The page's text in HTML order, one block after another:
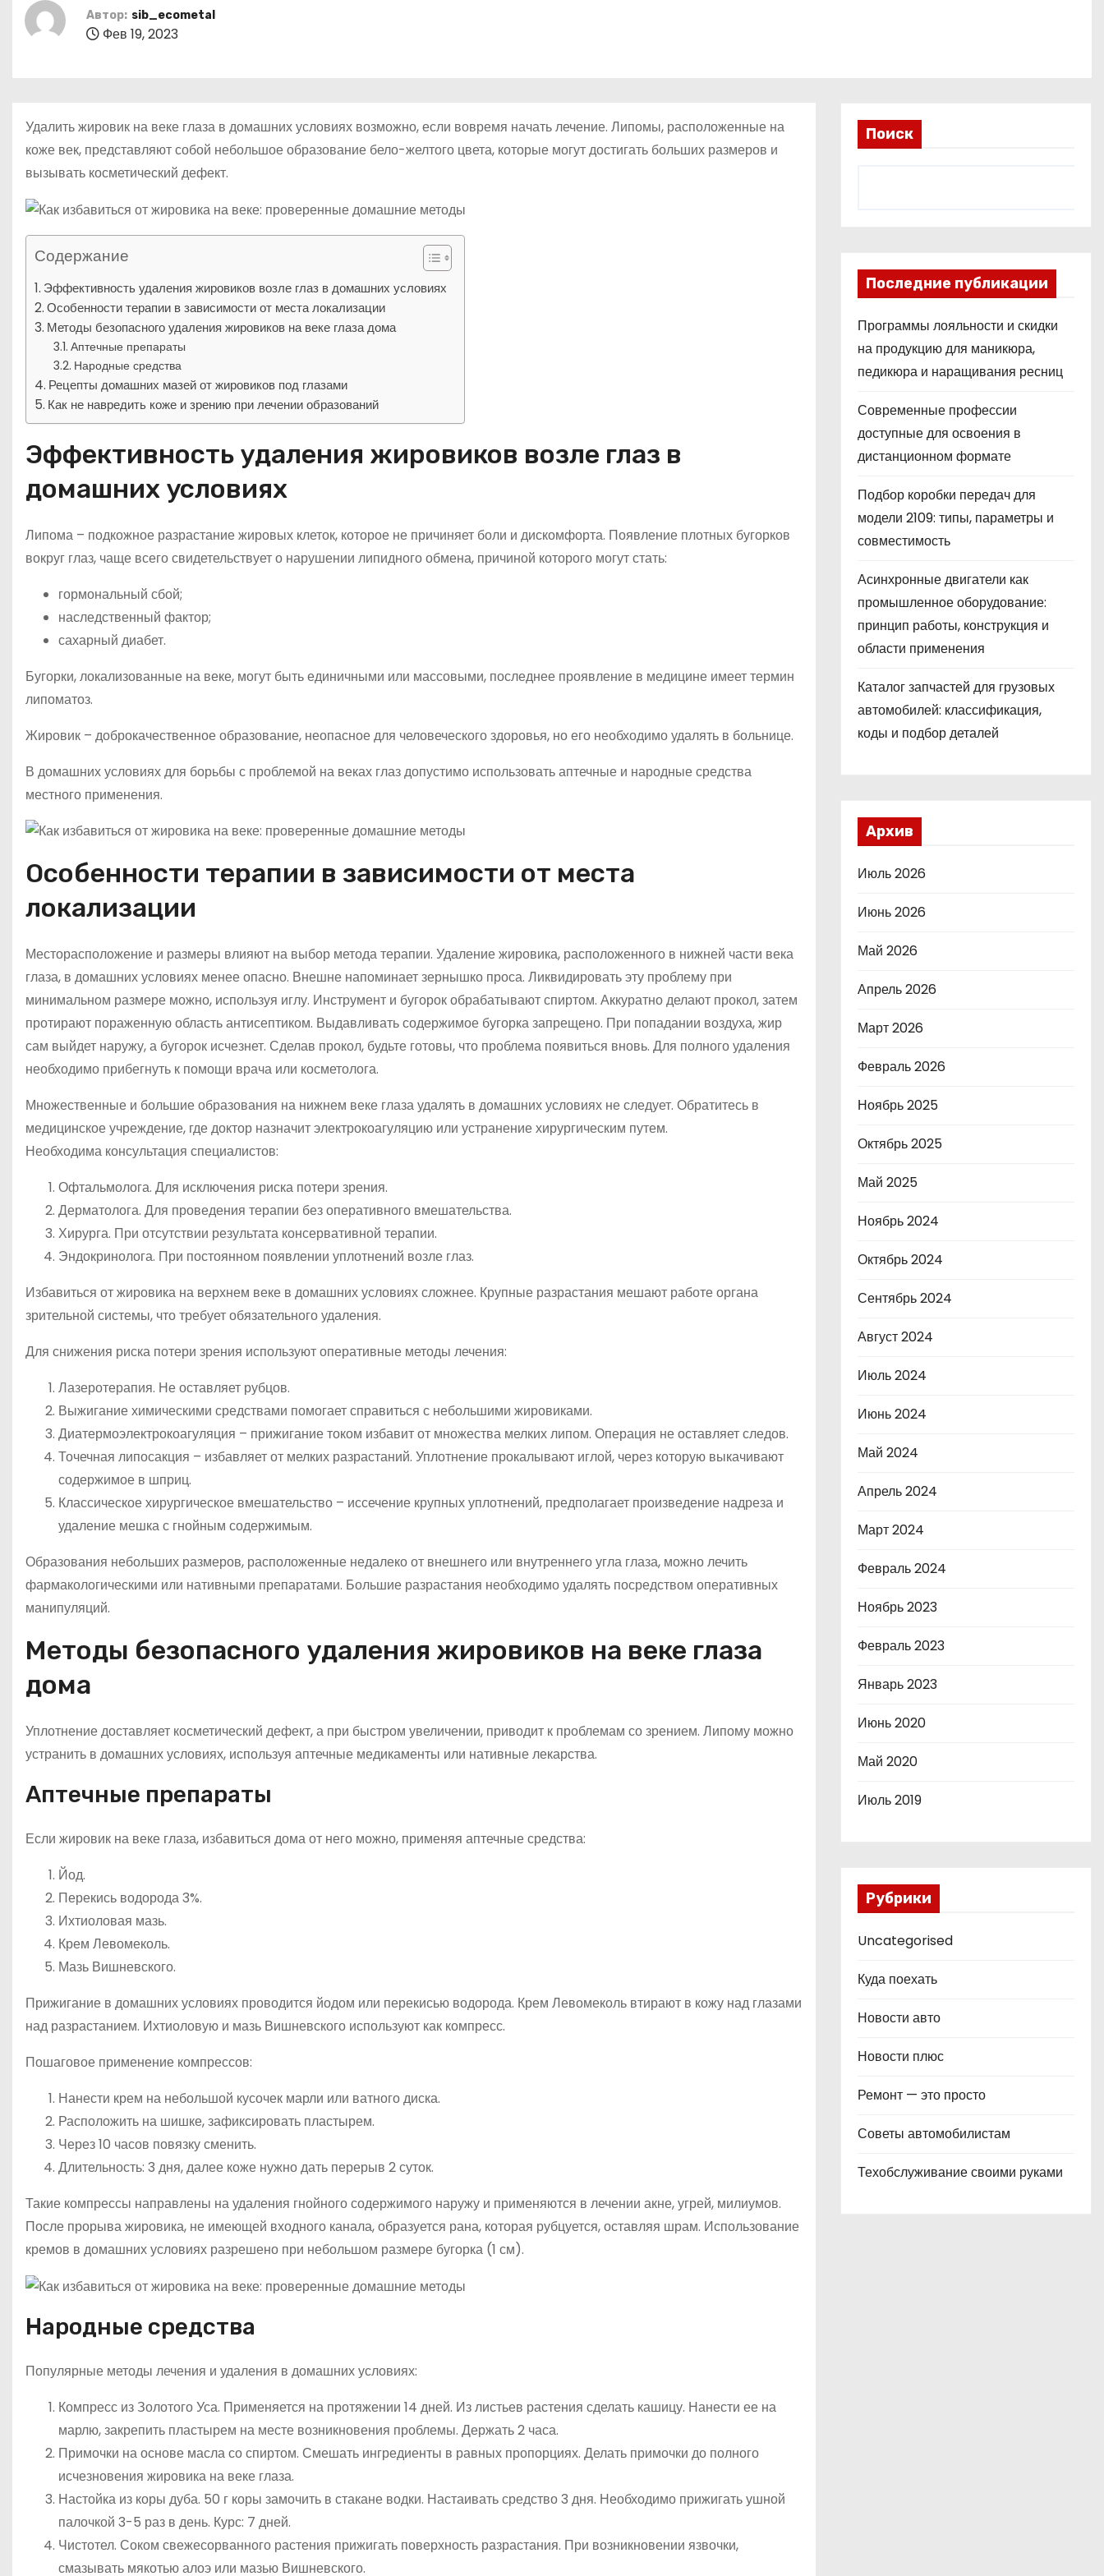
Автор: sib_ecometal
Фев 19, 2023
Удалить жировик на веке глаза в домашних условиях возможно, если вовремя начать лечение. Липомы, расположенные на
коже век, представляют собой небольшое образование бело-желтого цвета, которые могут достигать больших размеров и
вызывать косметический дефект.
Содержание
Эффективность удаления жировиков возле глаз в домашних условиях
Особенности терапии в зависимости от места локализации
Методы безопасного удаления жировиков на веке глаза дома
Аптечные препараты
Народные средства
Рецепты домашних мазей от жировиков под глазами
Как не навредить коже и зрению при лечении образований
Эффективность удаления жировиков возле глаз в
домашних условиях
Липома – подкожное разрастание жировых клеток, которое не причиняет боли и дискомфорта. Появление плотных бугорков
вокруг глаз, чаще всего свидетельствует о нарушении липидного обмена, причиной которого могут стать:
гормональный сбой;
наследственный фактор;
сахарный диабет.
Бугорки, локализованные на веке, могут быть единичными или массовыми, последнее проявление в медицине имеет термин
липоматоз.
Жировик – доброкачественное образование, неопасное для человеческого здоровья, но его необходимо удалять в больнице.
В домашних условиях для борьбы с проблемой на веках глаз допустимо использовать аптечные и народные средства
местного применения.
Особенности терапии в зависимости от места
локализации
Месторасположение и размеры влияют на выбор метода терапии. Удаление жировика, расположенного в нижней части века
глаза, в домашних условиях менее опасно. Внешне напоминает зернышко проса. Ликвидировать эту проблему при
минимальном размере можно, используя иглу. Инструмент и бугорок обрабатывают спиртом. Аккуратно делают прокол, затем
протирают пораженную область антисептиком. Выдавливать содержимое бугорка запрещено. При попадании воздуха, жир
сам выйдет наружу, а бугорок исчезнет. Сделав прокол, будьте готовы, что проблема появиться вновь. Для полного удаления
необходимо прибегнуть к помощи врача или косметолога.
Множественные и большие образования на нижнем веке глаза удалять в домашних условиях не следует. Обратитесь в
медицинское учреждение, где доктор назначит электрокоагуляцию или устранение хирургическим путем.
Необходима консультация специалистов:
Офтальмолога. Для исключения риска потери зрения.
Дерматолога. Для проведения терапии без оперативного вмешательства.
Хирурга. При отсутствии результата консервативной терапии.
Эндокринолога. При постоянном появлении уплотнений возле глаз.
Избавиться от жировика на верхнем веке в домашних условиях сложнее. Крупные разрастания мешают работе органа
зрительной системы, что требует обязательного удаления.
Для снижения риска потери зрения используют оперативные методы лечения:
Лазеротерапия. Не оставляет рубцов.
Выжигание химическими средствами помогает справиться с небольшими жировиками.
Диатермоэлектрокоагуляция – прижигание током избавит от множества мелких липом. Операция не оставляет следов.
Точечная липосакция – избавляет от мелких разрастаний. Уплотнение прокалывают иглой, через которую выкачивают
содержимое в шприц.
Классическое хирургическое вмешательство – иссечение крупных уплотнений, предполагает произведение надреза и
удаление мешка с гнойным содержимым.
Образования небольших размеров, расположенные недалеко от внешнего или внутреннего угла глаза, можно лечить
фармакологическими или нативными препаратами. Большие разрастания необходимо удалять посредством оперативных
манипуляций.
Методы безопасного удаления жировиков на веке глаза
дома
Уплотнение доставляет косметический дефект, а при быстром увеличении, приводит к проблемам со зрением. Липому можно
устранить в домашних условиях, используя аптечные медикаменты или нативные лекарства.
Аптечные препараты
Если жировик на веке глаза, избавиться дома от него можно, применяя аптечные средства:
Йод.
Перекись водорода 3%.
Ихтиоловая мазь.
Крем Левомеколь.
Мазь Вишневского.
Прижигание в домашних условиях проводится йодом или перекисью водорода. Крем Левомеколь втирают в кожу над глазами
над разрастанием. Ихтиоловую и мазь Вишневского используют как компресс.
Пошаговое применение компрессов:
Нанести крем на небольшой кусочек марли или ватного диска.
Расположить на шишке, зафиксировать пластырем.
Через 10 часов повязку сменить.
Длительность: 3 дня, далее коже нужно дать перерыв 2 суток.
Такие компрессы направлены на удаления гнойного содержимого наружу и применяются в лечении акне, угрей, милиумов.
После прорыва жировика, не имеющей входного канала, образуется рана, которая рубцуется, оставляя шрам. Использование
кремов в домашних условиях разрешено при небольшом размере бугорка (1 см).
Народные средства
Популярные методы лечения и удаления в домашних условиях:
Компресс из Золотого Уса. Применяется на протяжении 14 дней. Из листьев растения сделать кашицу. Нанести ее на
марлю, закрепить пластырем на месте возникновения проблемы. Держать 2 часа.
Примочки на основе масла со спиртом. Смешать ингредиенты в равных пропорциях. Делать примочки до полного
исчезновения жировика на веке глаза.
Настойка из коры дуба. 50 г коры замочить в стакане водки. Настаивать средство 3 дня. Необходимо прижигать ушной
палочкой 3-5 раз в день. Курс: 7 дней.
Чистотел. Соком свежесорванного растения прижигать поверхность разрастания. При возникновении язвочки,
смазывать мякотью алоэ или мазью Вишневского.
Поиск
Последние публикации
Программы лояльности и скидки
на продукцию для маникюра,
педикюра и наращивания ресниц
Современные профессии
доступные для освоения в
дистанционном формате
Подбор коробки передач для
модели 2109: типы, параметры и
совместимость
Асинхронные двигатели как
промышленное оборудование:
принцип работы, конструкция и
области применения
Каталог запчастей для грузовых
автомобилей: классификация,
коды и подбор деталей
Архив
Июль 2026
Июнь 2026
Май 2026
Апрель 2026
Март 2026
Февраль 2026
Ноябрь 2025
Октябрь 2025
Май 2025
Ноябрь 2024
Октябрь 2024
Сентябрь 2024
Август 2024
Июль 2024
Июнь 2024
Май 2024
Апрель 2024
Март 2024
Февраль 2024
Ноябрь 2023
Февраль 2023
Январь 2023
Июнь 2020
Май 2020
Июль 2019
Рубрики
Uncategorised
Куда поехать
Новости авто
Новости плюс
Ремонт — это просто
Советы автомобилистам
Техобслуживание своими руками